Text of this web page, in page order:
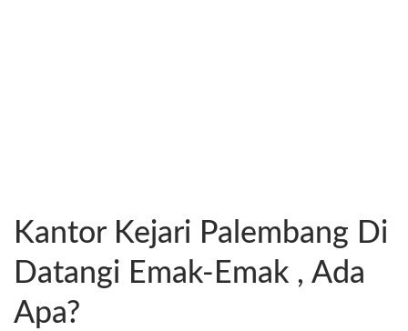
Kantor Kejari Palembang Di
Datangi Emak-Emak , Ada
Apa?